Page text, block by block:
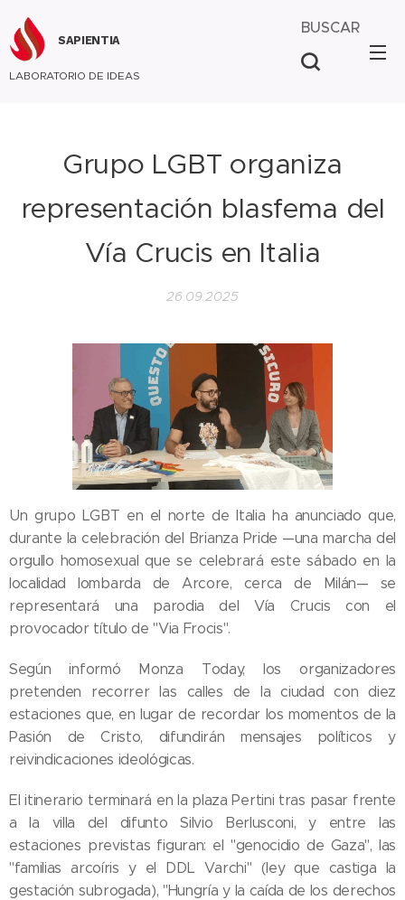
SAPIENTIA
LABORATORIO DE IDEAS
BUSCAR
Grupo LGBT organiza
representación blasfema del
Vía Crucis en Italia
26.09.2025
Un grupo LGBT en el norte de Italia ha anunciado que,
durante la celebración del Brianza Pride —una marcha del
orgullo homosexual que se celebrará este sábado en la
localidad lombarda de Arcore, cerca de Milán— se
representará una parodia del Vía Crucis con el
provocador título de "Via Frocis".
Según informó Monza Today, los organizadores
pretenden recorrer las calles de la ciudad con diez
estaciones que, en lugar de recordar los momentos de la
Pasión de Cristo, difundirán mensajes políticos y
reivindicaciones ideológicas.
El itinerario terminará en la plaza Pertini tras pasar frente
a la villa del difunto Silvio Berlusconi, y entre las
estaciones previstas figuran: el "genocidio de Gaza", las
"familias arcoíris y el DDL Varchi" (ley que castiga la
gestación subrogada), "Hungría y la caída de los derechos